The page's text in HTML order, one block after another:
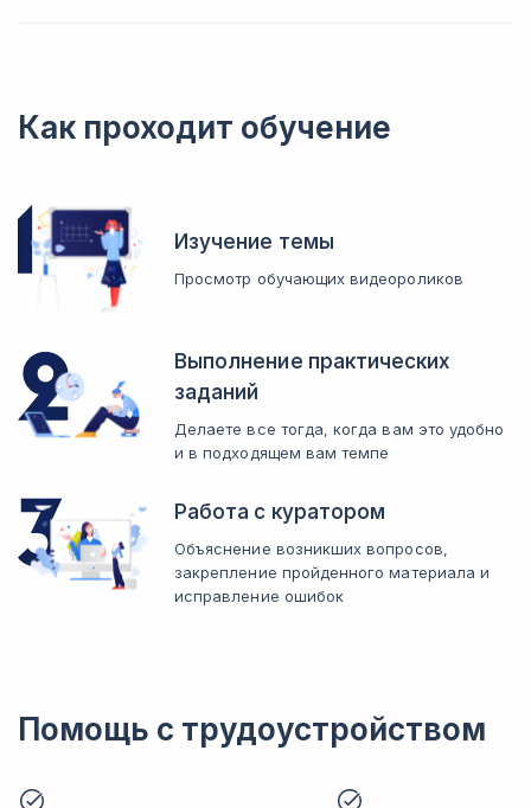
Как проходит обучение
Изучение темы
Просмотр обучающих видеороликов
Выполнение практических
заданий
Делаете все тогда, когда вам это удобно
и в подходящем вам темпе
Работа с куратором
Объяснение возникших вопросов,
закрепление пройденного материала и
исправление ошибок
Помощь с трудоустройством